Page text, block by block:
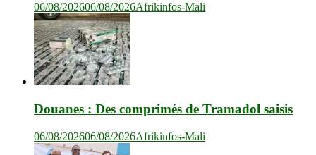
06/08/202606/08/2026Afrikinfos-Mali
Douanes : Des comprimés de Tramadol saisis
06/08/202606/08/2026Afrikinfos-Mali